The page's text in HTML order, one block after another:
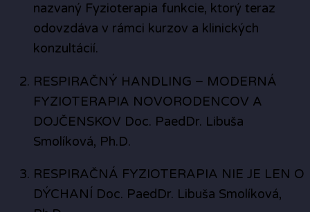
nazvaný Fyzioterapia funkcie, ktorý teraz
odovzdáva v rámci kurzov a klinických
konzultácií.
RESPIRAČNÝ HANDLING – MODERNÁ
FYZIOTERAPIA NOVORODENCOV A
DOJČENSKOV Doc. PaedDr. Libuša
Smolíková, Ph.D.
RESPIRAČNÁ FYZIOTERAPIA NIE JE LEN O
DÝCHANÍ Doc. PaedDr. Libuša Smolíková,